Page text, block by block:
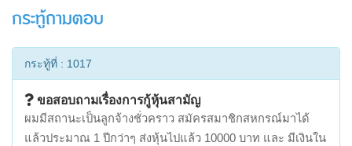
กระทู้ถามตอบ
กระทู้ที่ : 1017
ขอสอบถามเรื่องการกู้หุ้นสามัญ
ผมมีสถานะเป็นลูกจ้างชั่วคราว สมัครสมาชิกสหกรณ์มาได้
แล้วประมาณ 1 ปีกว่าๆ ส่งหุ้นไปแล้ว 10000 บาท และ มีเงินใน